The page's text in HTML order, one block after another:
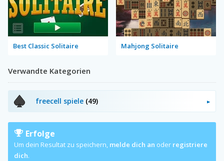
Best Classic Solitaire Mahjong Solitaire
Verwandte Kategorien
freecell spiele (49)
Erfolge
Um dein Resultat zu speichern, melde dich an oder registriere
dich.